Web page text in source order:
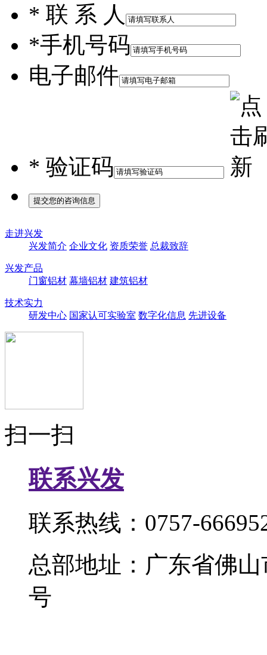
* 联 系 人
*手机号码
电子邮件
* 验证码
走进兴发
兴发简介 企业文化 资质荣誉 总裁致辞
兴发产品
门窗铝材 幕墙铝材 建筑铝材
技术实力
研发中心 国家认可实验室 数字化信息 先进设备
扫一扫
联系兴发
联系热线：0757-
总部地址：广东省佛
号